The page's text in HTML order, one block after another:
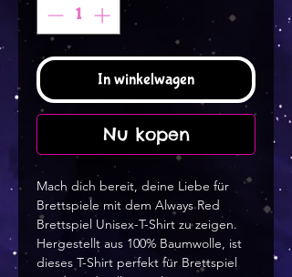
In winkelwagen
Nu kopen
Mach dich bereit, deine Liebe für
Brettspiele mit dem Always Red
Brettspiel Unisex-T-Shirt zu zeigen.
Hergestellt aus 100% Baumwolle, ist
dieses T-Shirt perfekt für Brettspiel